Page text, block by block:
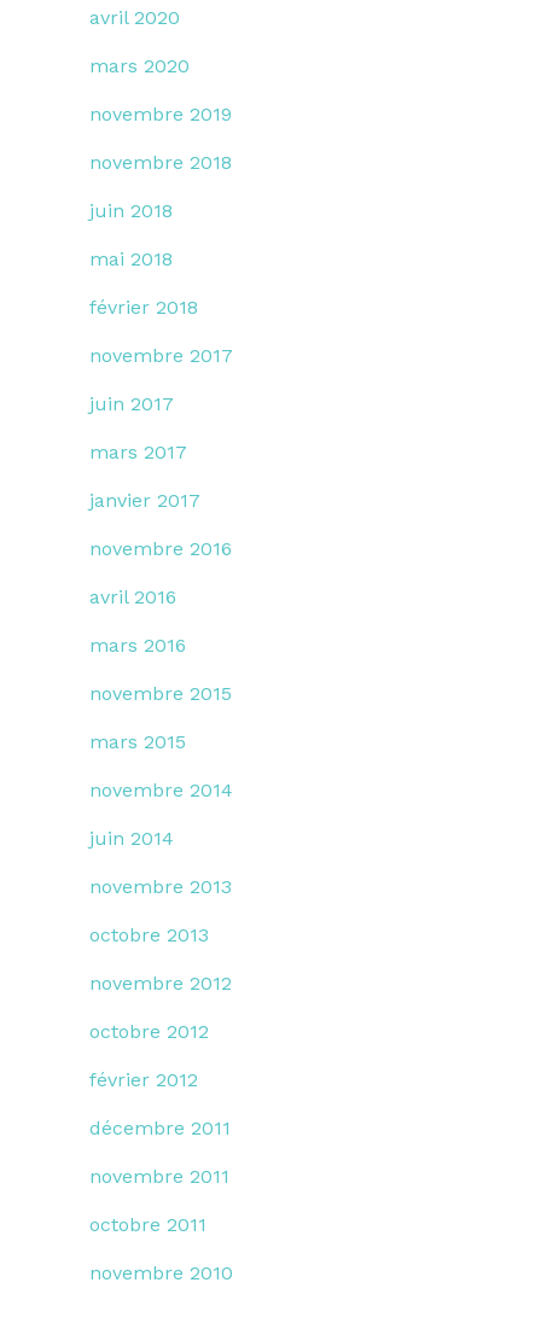
avril 2020
mars 2020
novembre 2019
novembre 2018
juin 2018
mai 2018
février 2018
novembre 2017
juin 2017
mars 2017
janvier 2017
novembre 2016
avril 2016
mars 2016
novembre 2015
mars 2015
novembre 2014
juin 2014
novembre 2013
octobre 2013
novembre 2012
octobre 2012
février 2012
décembre 2011
novembre 2011
octobre 2011
novembre 2010